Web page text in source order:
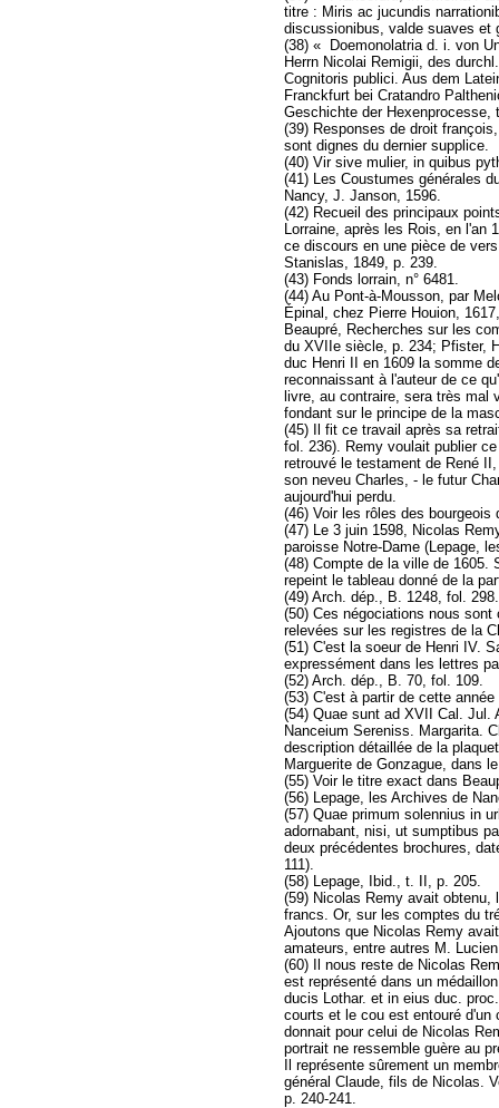
titre : Miris ac jucundis
discussionibus, valde suaves et
(38) « Doemonolatria d. i. von
Herrn Nicolai Remigii, des
Cognitoris publici. Aus dem
Franckfurt bei Cratandro
Geschichte der
(39) Responses de droit
sont dignes du dernier supplice.
(40) Vir sive mulier, in quibus
(41) Les Coustumes générales
Nancy, J. Janson, 1596.
(42) Recueil des principaux
Lorraine, après les Rois, en l'an
ce discours en une pièce de
Stanislas, 1849, p. 239.
(43) Fonds lorrain, n° 6481.
(44) Au Pont-à-Mousson, par
Épinal, chez Pierre Houion,
Beaupré, Recherches sur les
du XVIIe siècle, p. 234; Pfister,
duc Henri II en 1609 la somme
reconnaissant à l'auteur de ce
livre, au contraire, sera très mal
fondant sur le principe de la
(45) Il fit ce travail après sa
fol. 236). Remy voulait publier
retrouvé le testament de René
son neveu Charles, - le futur
aujourd'hui perdu.
(46) Voir les rôles des
(47) Le 3 juin 1598, Nicolas
paroisse Notre-Dame (Lepage,
(48) Compte de la ville de 1605.
repeint le tableau donné de la
(49) Arch. dép., B. 1248, fol.
(50) Ces négociations nous
relevées sur les registres de la
(51) C'est la soeur de Henri IV.
expressément dans les lettres
(52) Arch. dép., B. 70, fol. 109.
(53) C'est à partir de cette
(54) Quae sunt ad XVII Cal. Jul.
Nanceium Sereniss. Margarita.
description détaillée de la
Marguerite de Gonzague, dans
(55) Voir le titre exact dans
(56) Lepage, les Archives de
(57) Quae primum solennius in
adornabant, nisi, ut sumptibus
deux précédentes brochures,
111).
(58) Lepage, Ibid., t. II, p. 205.
(59) Nicolas Remy avait obtenu,
francs. Or, sur les comptes du
Ajoutons que Nicolas Remy
amateurs, entre autres M.
(60) Il nous reste de Nicolas
est représenté dans un
ducis Lothar. et in eius duc.
courts et le cou est entouré d'un
donnait pour celui de Nicolas
portrait ne ressemble guère au
Il représente sûrement un
général Claude, fils de Nicolas.
p. 240-241.